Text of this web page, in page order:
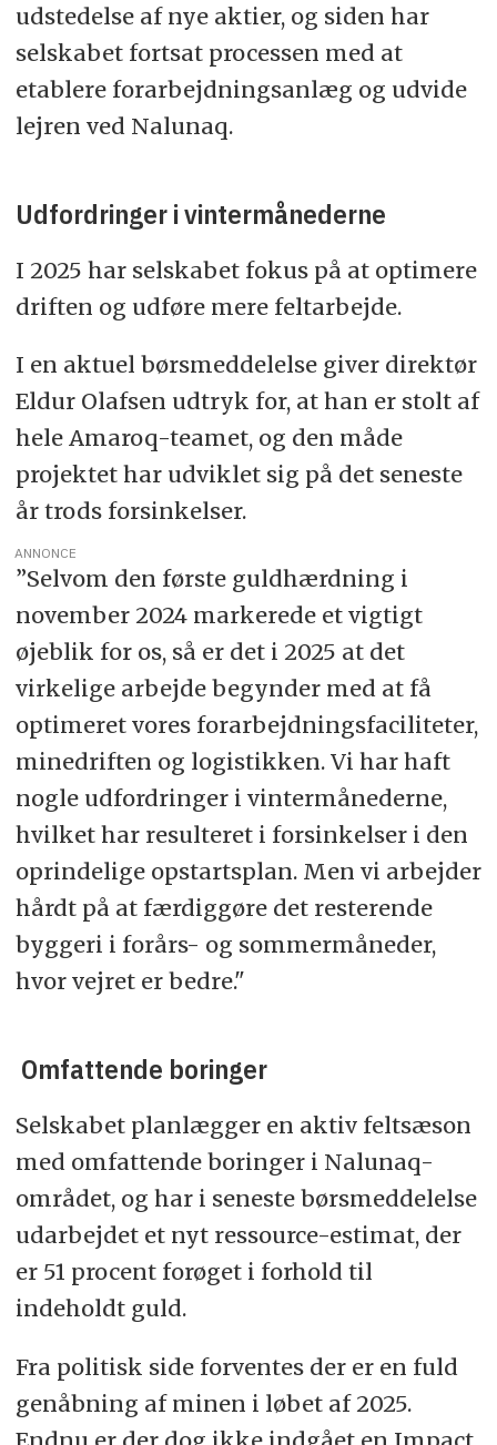
udstedelse af nye aktier, og siden har
selskabet fortsat processen med at
etablere forarbejdningsanlæg og udvide
lejren ved Nalunaq.
Udfordringer i vintermånederne
I 2025 har selskabet fokus på at optimere
driften og udføre mere feltarbejde.
I en aktuel børsmeddelelse giver direktør
Eldur Olafsen udtryk for, at han er stolt af
hele Amaroq-teamet, og den måde
projektet har udviklet sig på det seneste
år trods forsinkelser.
ANNONCE
”Selvom den første guldhærdning i
november 2024 markerede et vigtigt
øjeblik for os, så er det i 2025 at det
virkelige arbejde begynder med at få
optimeret vores forarbejdningsfaciliteter,
minedriften og logistikken. Vi har haft
nogle udfordringer i vintermånederne,
hvilket har resulteret i forsinkelser i den
oprindelige opstartsplan. Men vi arbejder
hårdt på at færdiggøre det resterende
byggeri i forårs- og sommermåneder,
hvor vejret er bedre."
Omfattende boringer
Selskabet planlægger en aktiv feltsæson
med omfattende boringer i Nalunaq-
området, og har i seneste børsmeddelelse
udarbejdet et nyt ressource-estimat, der
er 51 procent forøget i forhold til
indeholdt guld.
Fra politisk side forventes der er en fuld
genåbning af minen i løbet af 2025.